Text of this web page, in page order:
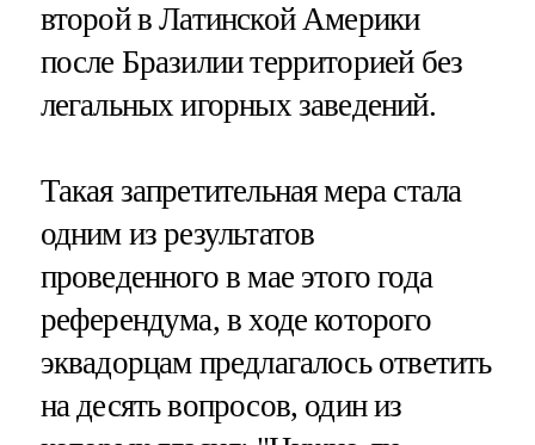
второй в Латинской Америки
после Бразилии территорией без
легальных игорных заведений.
Такая запретительная мера стала
одним из результатов
проведенного в мае этого года
референдума, в ходе которого
эквадорцам предлагалось ответить
на десять вопросов, один из